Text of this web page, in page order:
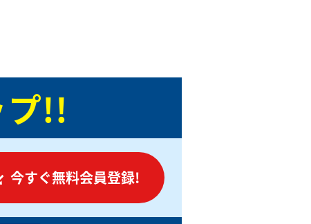
プ!!
今すぐ無料会員登録!